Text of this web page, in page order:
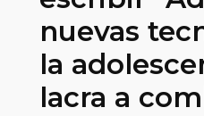
nuevas
la
lacra a